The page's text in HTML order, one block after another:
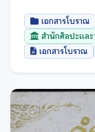
เชียงใหม่
เพชรบุรี
เพชรบู
แพร่
แม่ฮ่อง
เอกสารโบราณ
สำนักศิลปะและ
เอกสารโบราณ